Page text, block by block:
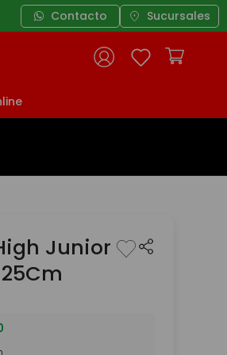
Contacto Sucursales
Junior